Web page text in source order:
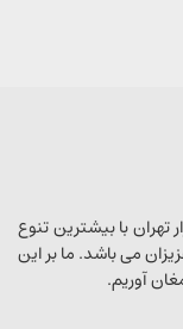
تهران با بیشترین تنوع
می باشد. ما بر این
آوریم.